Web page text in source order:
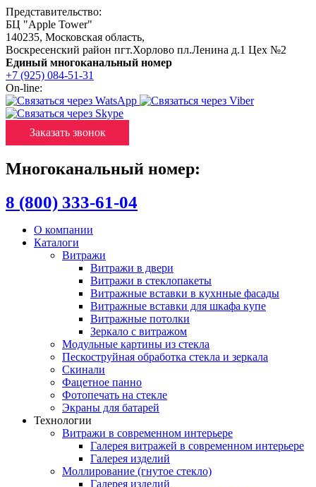
Представительство:
БЦ "Apple Tower"
140235, Московская область,
Воскресенский район пгт.Хорлово пл.Ленина д.1 Цех №2
Единый многоканальный номер
+7 (925) 084-51-31
On-line:
Заказать звонок
Многоканальный номер:
8 (800) 333-61-04
О компании
Каталоги
Витражи
Витражи в двери
Витражи в стеклопакеты
Витражные вставки в кухнные фасады
Витражные вставки для шкафа купе
Витражные потолки
Зеркало с витражом
Модульные картины из стекла
Пескоструйная обработка стекла и зеркала
Скинали
Фацетное панно
Фотопечать на стекле
Экраны для батарей
Технологии
Витражи в современном интерьере
Галерея витражей в современном интерьере
Галерея изделий
Моллирование (гнутое стекло)
Галерея изделий